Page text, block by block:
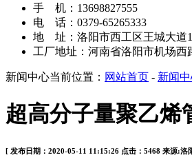
手 机：13698827555
电 话：0379-65265333
地 址：洛阳市西工区王城大道
工厂地址：河南省洛阳市机场西
新闻中心当前位置： 网站首页 - 新闻
超高分子量聚乙烯
[ 发布日期：2020-05-11 11:15:26 点击：5468 来源:洛